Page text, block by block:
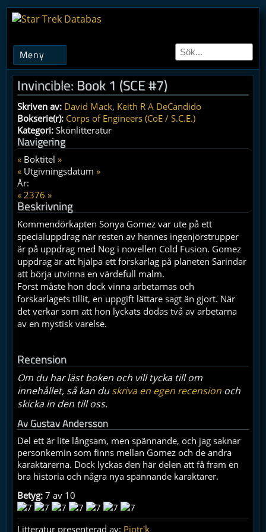
Invincible: Book 1 (SCE #7)
Skriven av: David Mack, Keith R A DeCandido
Bokserie(r): Corps of Engineers (CoE / S.C.E.)
Kategori: Skönlitteratur
Navigering
« Boktitel»
« Utgivningsdatum»
År:
« 2376 »
Beskrivning
Kommendörkapten Sonya Gomez var ute på ett
specialuppdrag när resten av hennes ingenjörstrupper
är på uppdrag med Nog i novellen Cold Fusion. Gomez
uppdrag är att hjälpa ett forskarlag på planeten Sarindar
att börja utvinna en värdefull malm.
Först måste hon dock vinna arbetarnas och
forskarlagets tillit, en uppgift lättare sagt än gjort. När
det verkar som att hon lyckats dödas två av arbetarna
av en mystisk varelse.
Recension
Om du har läst boken och vill tycka till om
innehållet, så kan duskriva en egen recension och
skicka in den till oss.
AvGustav Andersson
Del ett är lite långsam, men spännande, och jag saknar
personkemin som finns mellan Gomez och de andra
karaktärerna. Dock lyckas den här delen att få fram en
bra historia och några nya spännande karaktärer.
Betyg: 7 av 10
Litteratur presenterad av: Pjotr'k
Meny